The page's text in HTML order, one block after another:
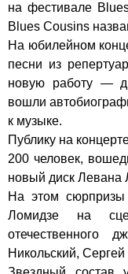
на фестивале
Blues Cousins
На юбилейном
песни из
новую работу —
вошли
к музыке.
Публику на
200 человек,
новый диск Левана
На этом сюрпризы
Ломидзе на
отечественного
Никольский,